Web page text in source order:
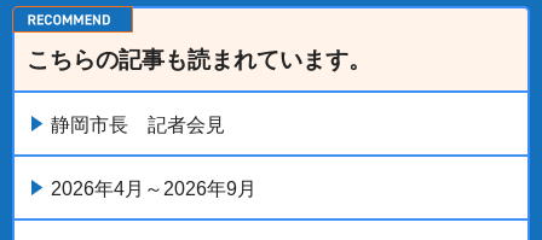
こちらの記事も読まれています。
静岡市長 記者会見
2026年4月～2026年9月